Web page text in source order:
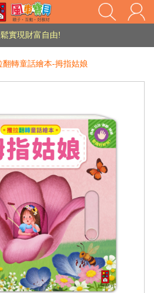
家長樂了!「風車書版集團暨FOOD超人企業總部」目前正興建中!
實現財富自由!
熱招募中~
鬆實現財富自由!
熱招募中~
查看『海外購物流程說明』
翻轉童話繪本-拇指姑娘